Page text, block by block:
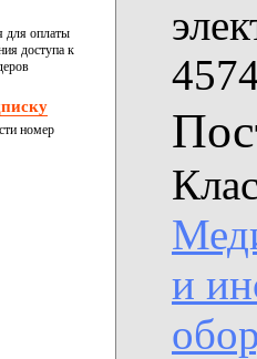
для оплаты
доступа к
номер
и